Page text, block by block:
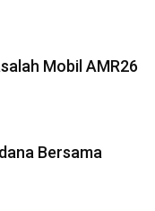
Mobil AMR26
Bersama